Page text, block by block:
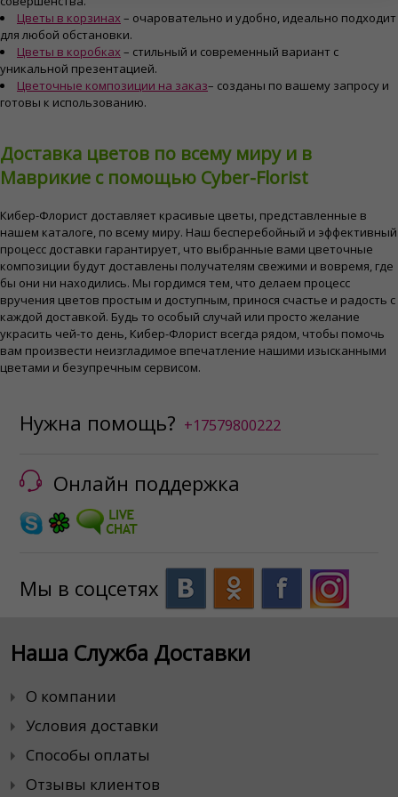
Цветы в корзинах – очаровательно и удобно, идеально подходит
для любой обстановки.
Цветы в коробках – стильный и современный вариант с
уникальной презентацией.
Цветочные композиции на заказ– созданы по вашему запросу и
готовы к использованию.
Доставка цветов по всему миру и в
Маврикие с помощью Cyber-Florist
Кибер-Флорист доставляет красивые цветы, представленные в
нашем каталоге, по всему миру. Наш бесперебойный и эффективный
процесс доставки гарантирует, что выбранные вами цветочные
композиции будут доставлены получателям свежими и вовремя, где
бы они ни находились. Мы гордимся тем, что делаем процесс
вручения цветов простым и доступным, принося счастье и радость с
каждой доставкой. Будь то особый случай или просто желание
украсить чей-то день, Кибер-Флорист всегда рядом, чтобы помочь
вам произвести неизгладимое впечатление нашими изысканными
цветами и безупречным сервисом.
Нужна помощь? +17579800222
Онлайн поддержка
Мы в соцсетях
Наша Служба Доставки
О компании
Условия доставки
Способы оплаты
Отзывы клиентов